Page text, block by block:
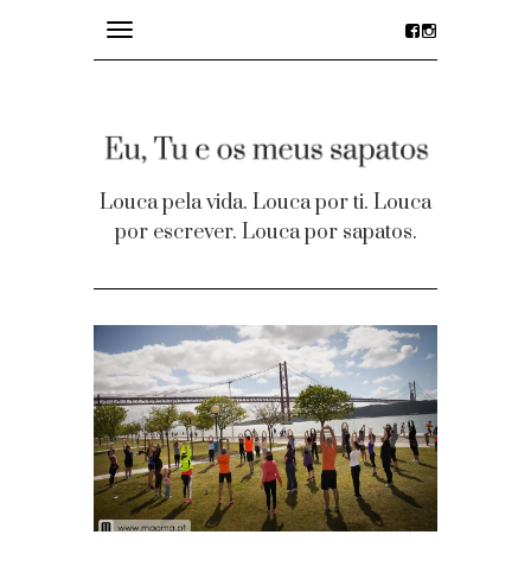
Homepage
Contacto
Facebook
Toggle
navigation
Louca pela vida. Louca por ti. Louca
por escrever. Louca por sapatos.